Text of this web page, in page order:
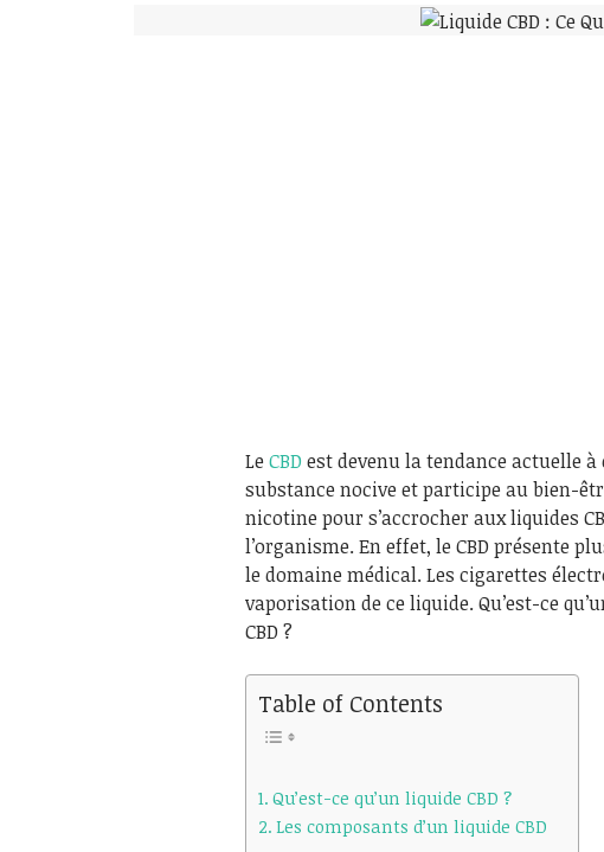
Le CBD est devenu la tendance actuelle
substance nocive et participe au bien-
nicotine pour s’accrocher aux liquides
l’organisme. En effet, le CBD présente
le domaine médical. Les cigarettes
vaporisation de ce liquide. Qu’est-ce
CBD ?
Table of Contents
Qu’est-ce qu’un liquide CBD ?
Les composants d’un liquide CBD